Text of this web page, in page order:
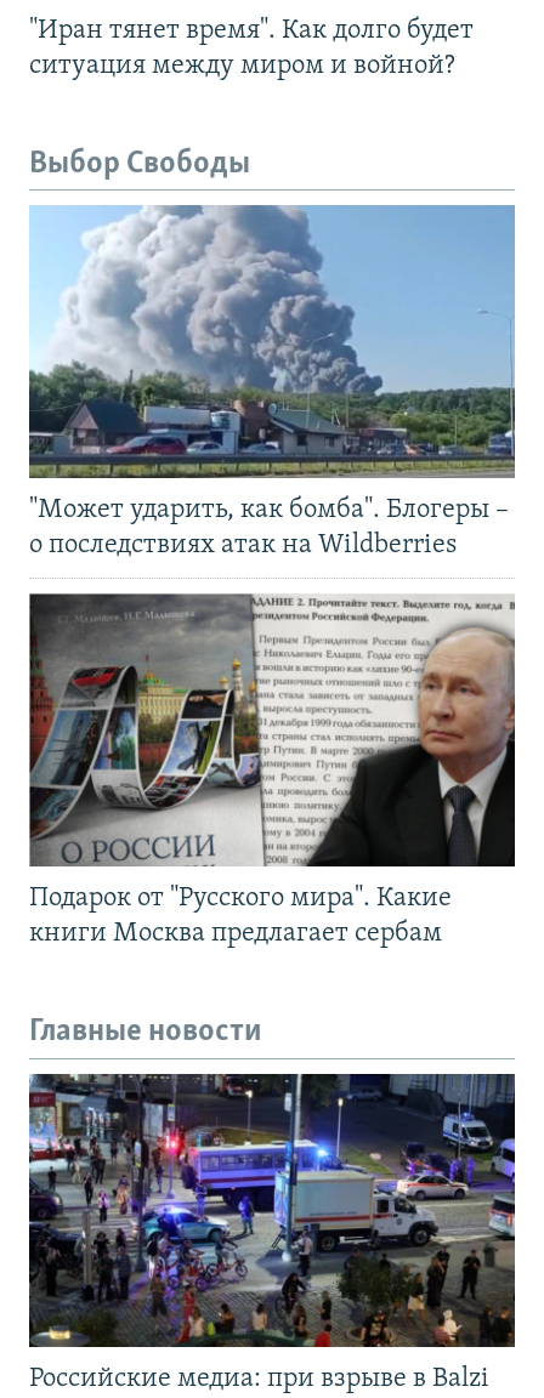
"Иран тянет время". Как долго будет
ситуация между миром и войной?
Выбор Свободы
"Может ударить, как бомба". Блогеры –
о последствиях атак на Wildberries
Подарок от "Русского мира". Какие
книги Москва предлагает сербам
Главные новости
Российские медиа: при взрыве в Balzi